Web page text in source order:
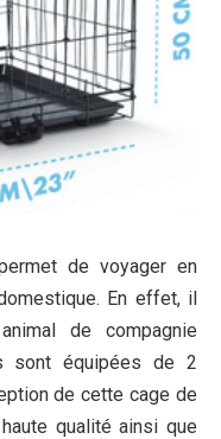
de voyager en
En effet, il
de compagnie
sont équipées de 2
de cette cage de
qualité ainsi que